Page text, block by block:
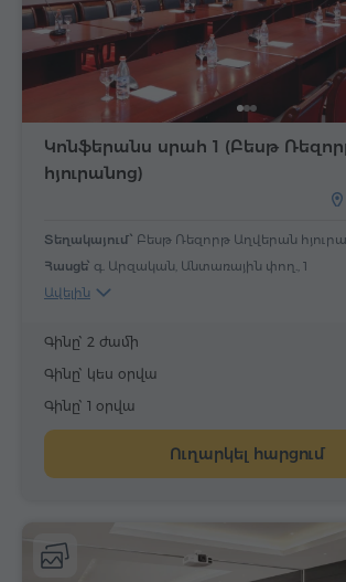
Կոնֆերանս սրահ 1 (Բեսթ
հյուրանոց)
Տեղակայում՝ Բեսթ Ռեզորթ Աղվերան
Հասցե՝ գ. Արզական, Անտառային փող., 1
Ավելին
Գինը՝ 2 ժամի
Գինը՝ կես օրվա
Գինը՝ 1 օրվա
Ուղարկել հարցում